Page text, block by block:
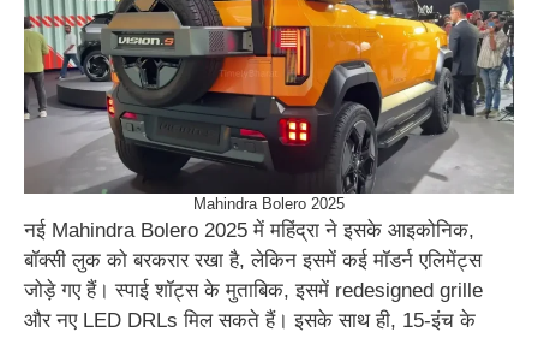
Mahindra Bolero 2025
नई Mahindra Bolero 2025 में महिंद्रा ने इसके आइकोनिक,
बॉक्सी लुक को बरकरार रखा है, लेकिन इसमें कई मॉडर्न एलिमेंट्स
जोड़े गए हैं। स्पाई शॉट्स के मुताबिक, इसमें redesigned grille
और नए LED DRLs मिल सकते हैं। इसके साथ ही, 15-इंच के